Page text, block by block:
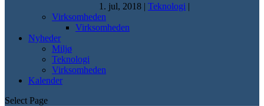
1. jul, 2018 | Teknologi |
Virksomheden
Virksomheden
Nyheder
Miljø
Teknologi
Virksomheden
Kalender
Select Page